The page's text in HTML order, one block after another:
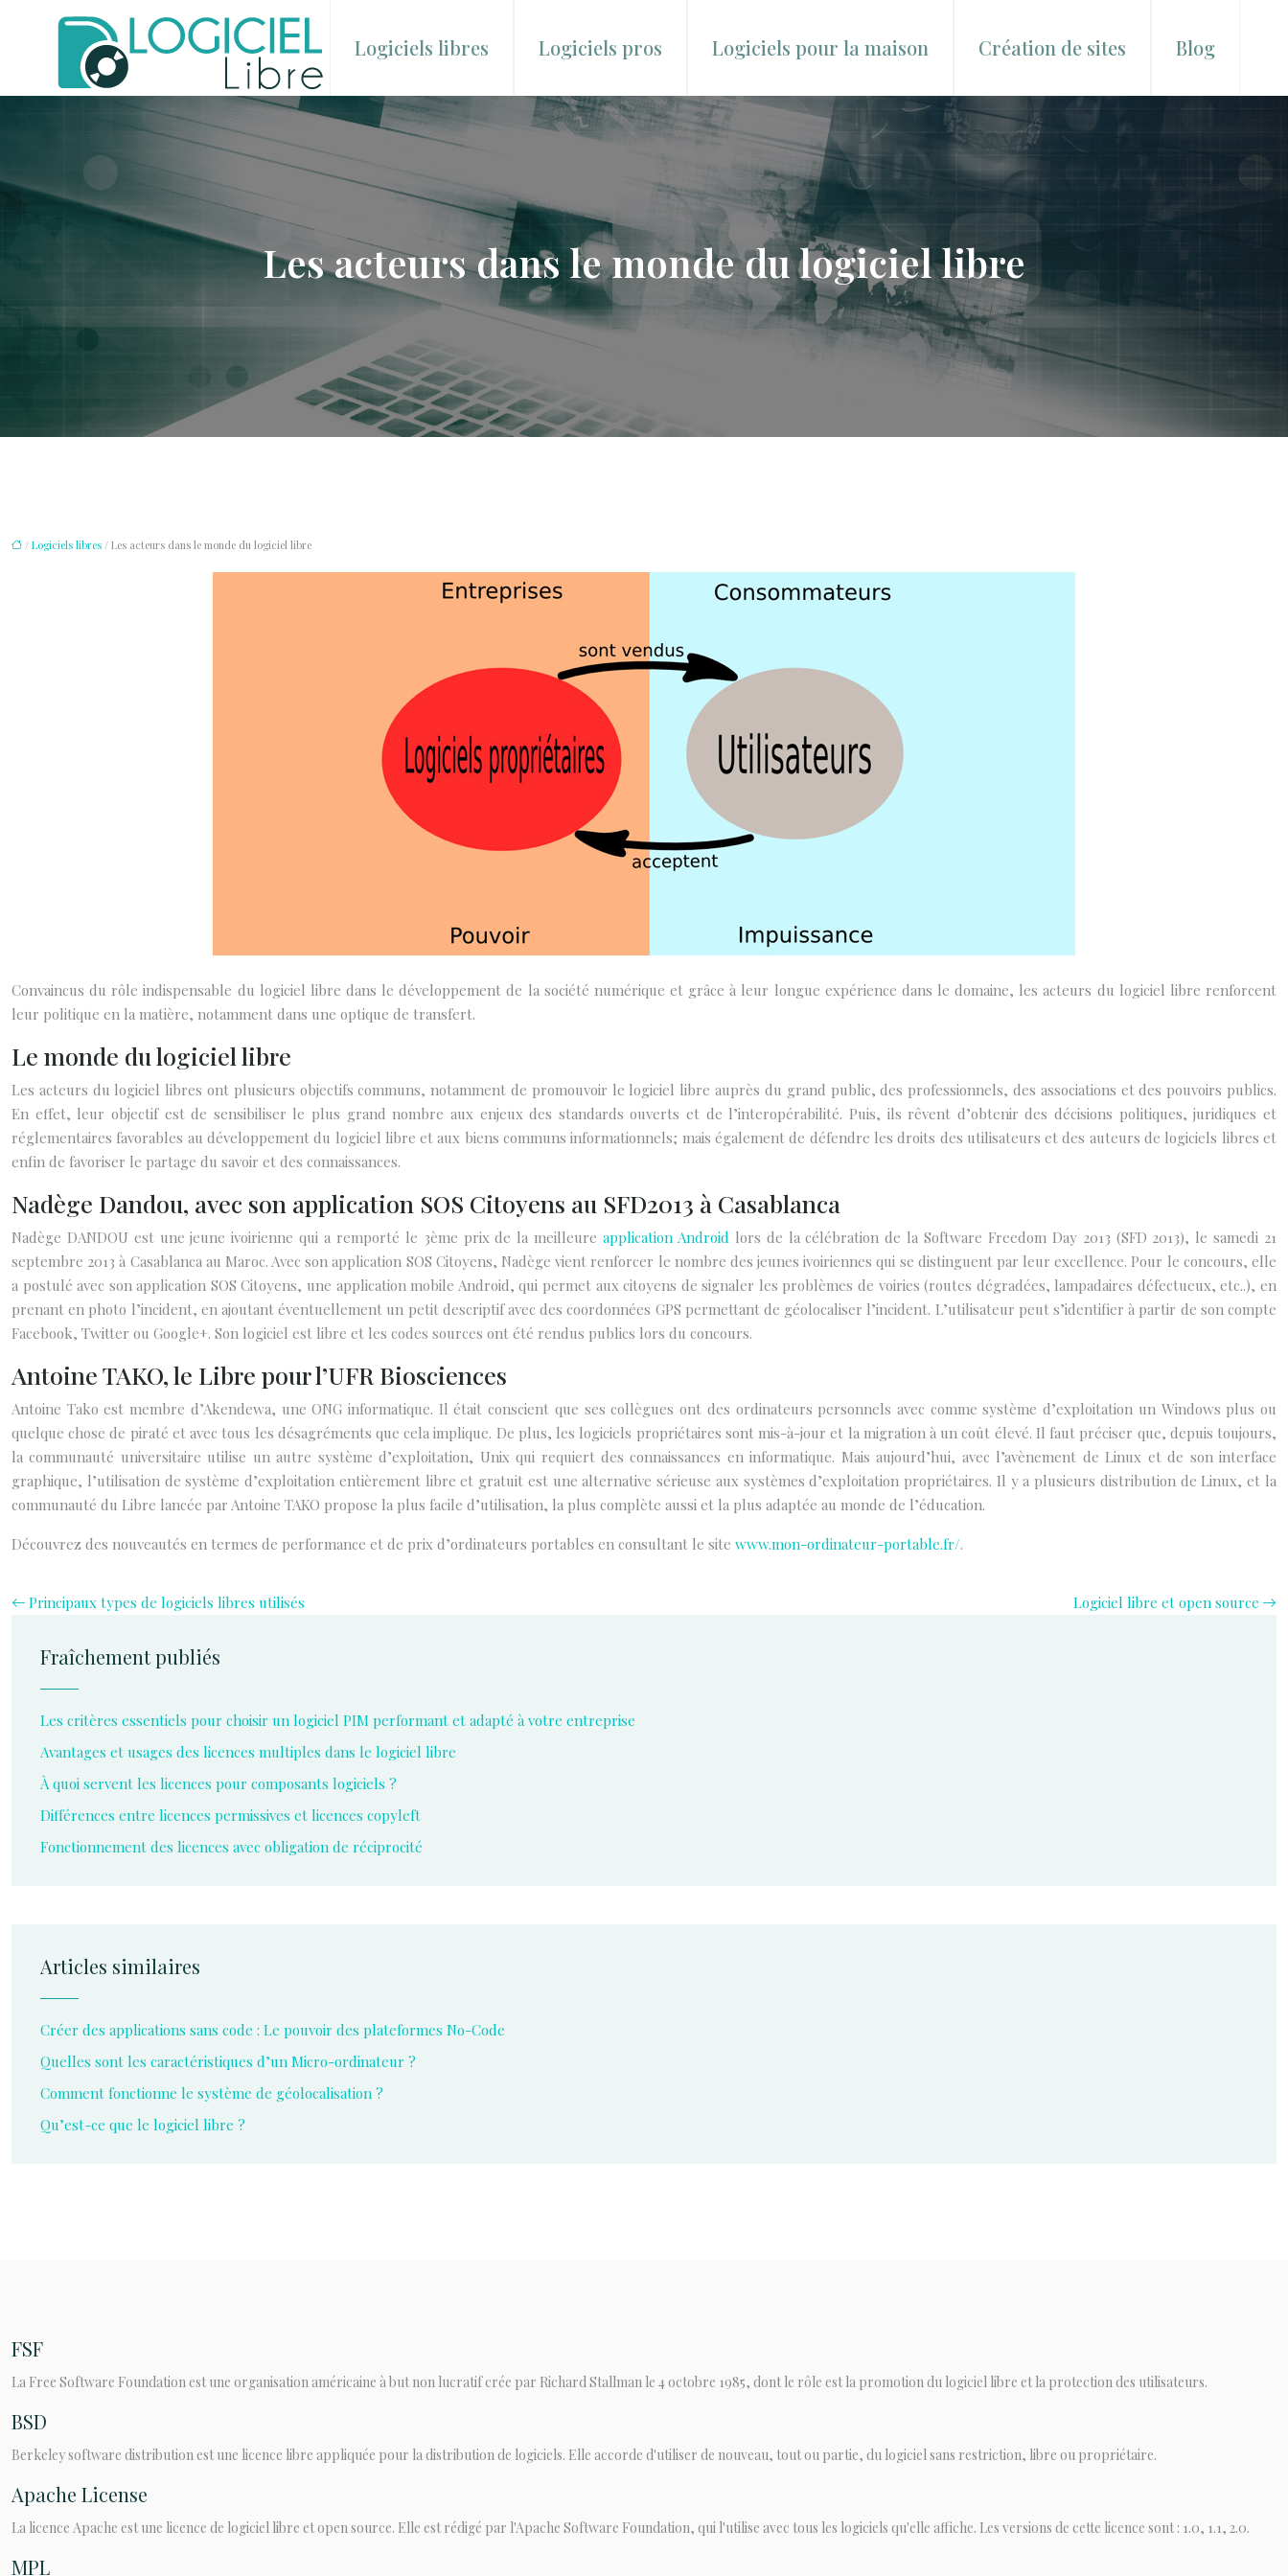
Logiciels libres Logiciels pros Logiciels pour la maison Création de sites Blog
Les acteurs dans le monde du logiciel libre
/ Logiciels libres / Les acteurs dans le monde du logiciel libre
Convaincus du rôle indispensable du logiciel libre dans le développement de la société numérique et grâce à leur longue expérience dans le domaine, les acteurs du logiciel libre renforcent
leur politique en la matière, notamment dans une optique de transfert.
Le monde du logiciel libre
Les acteurs du logiciel libres ont plusieurs objectifs communs, notamment de promouvoir le logiciel libre auprès du grand public, des professionnels, des associations et des pouvoirs publics.
En effet, leur objectif est de sensibiliser le plus grand nombre aux enjeux des standards ouverts et de l’interopérabilité. Puis, ils rêvent d’obtenir des décisions politiques, juridiques et
réglementaires favorables au développement du logiciel libre et aux biens communs informationnels; mais également de défendre les droits des utilisateurs et des auteurs de logiciels libres et
enfin de favoriser le partage du savoir et des connaissances.
Nadège Dandou, avec son application SOS Citoyens au SFD2013 à Casablanca
Nadège DANDOU est une jeune ivoirienne qui a remporté le 3ème prix de la meilleureapplication Android lors de la célébration de la Software Freedom Day 2013 (SFD 2013), le samedi 21
septembre 2013 à Casablanca au Maroc. Avec son application SOS Citoyens, Nadège vient renforcer le nombre des jeunes ivoiriennes qui se distinguent par leur excellence. Pour le concours, elle
a postulé avec son application SOS Citoyens, une application mobile Android, qui permet aux citoyens de signaler les problèmes de voiries (routes dégradées, lampadaires défectueux, etc..), en
prenant en photo l’incident, en ajoutant éventuellement un petit descriptif avec des coordonnées GPS permettant de géolocaliser l’incident. L’utilisateur peut s’identifier à partir de son compte
Facebook, Twitter ou Google+. Son logiciel est libre et les codes sources ont été rendus publics lors du concours.
Antoine TAKO, le Libre pour l’UFR Biosciences
Antoine Tako est membre d’Akendewa, une ONG informatique. Il était conscient que ses collègues ont des ordinateurs personnels avec comme système d’exploitation un Windows plus ou
quelque chose de piraté et avec tous les désagréments que cela implique. De plus, les logiciels propriétaires sont mis-à-jour et la migration à un coût élevé. Il faut préciser que, depuis toujours,
la communauté universitaire utilise un autre système d’exploitation, Unix qui requiert des connaissances en informatique. Mais aujourd’hui, avec l’avènement de Linux et de son interface
graphique, l’utilisation de système d’exploitation entièrement libre et gratuit est une alternative sérieuse aux systèmes d’exploitation propriétaires. Il y a plusieurs distribution de Linux, et la
communauté du Libre lancée par Antoine TAKO propose la plus facile d’utilisation, la plus complète aussi et la plus adaptée au monde de l’éducation.
Découvrez des nouveautés en termes de performance et de prix d’ordinateurs portables en consultant le site www.mon-ordinateur-portable.fr/.
Principaux types de logiciels libres utilisés Logiciel libre et open source
Fraîchement publiés
Les critères essentiels pour choisir un logiciel PIM performant et adapté à votre entreprise
Avantages et usages des licences multiples dans le logiciel libre
À quoi servent les licences pour composants logiciels ?
Différences entre licences permissives et licences copyleft
Fonctionnement des licences avec obligation de réciprocité
Articles similaires
Créer des applications sans code : Le pouvoir des plateformes No-Code
Quelles sont les caractéristiques d’un Micro-ordinateur ?
Comment fonctionne le système de géolocalisation ?
Qu’est-ce que le logiciel libre ?
FSF
La Free Software Foundation est une organisation américaine à but non lucratif crée par Richard Stallman le 4 octobre 1985, dont le rôle est la promotion du logiciel libre et la protection des utilisateurs.
BSD
Berkeley software distribution est une licence libre appliquée pour la distribution de logiciels. Elle accorde d'utiliser de nouveau, tout ou partie, du logiciel sans restriction, libre ou propriétaire.
Apache License
La licence Apache est une licence de logiciel libre et open source. Elle est rédigé par l'Apache Software Foundation, qui l'utilise avec tous les logiciels qu'elle affiche. Les versions de cette licence sont : 1.0, 1.1, 2.0.
MPL